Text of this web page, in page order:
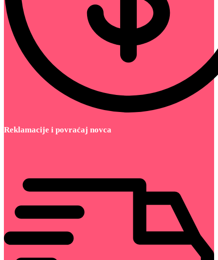
Reklamacije i povraćaj novca